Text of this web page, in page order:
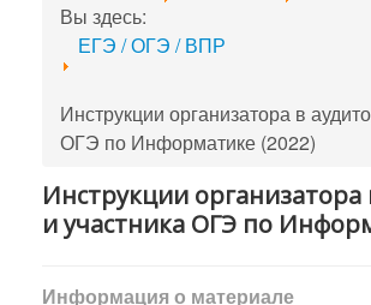
Вы здесь:
ЕГЭ / ОГЭ / ВПР
Инструкции организатора в
ОГЭ по Информатике (2022)
Инструкции
и участника ОГЭ по
Информация о материале